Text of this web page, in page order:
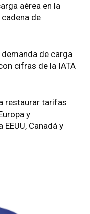
aérea en la
de
de carga
cifras de la IATA
restaurar tarifas
y
Canadá y